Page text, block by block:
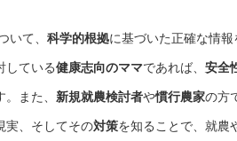
いて、 科学的根拠に基づいた正確な情報
している健康志向のママであれば、 安全
また、 新規就農検討者や慣行農家の方
実、そしてその対策を知ることで、就農